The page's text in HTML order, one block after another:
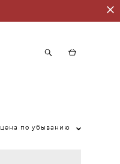
цена по убыванию